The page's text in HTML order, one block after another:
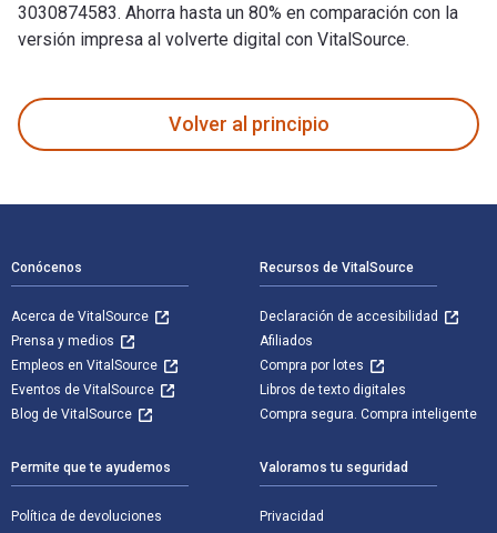
3030874583. Ahorra hasta un 80% en comparación con la
versión impresa al volverte digital con VitalSource.
Volver al principio
Conócenos
Acerca de VitalSource
Prensa y medios
Empleos en VitalSource
Eventos de VitalSource
Blog de VitalSource
Recursos de VitalSource
Declaración de accesibilidad
Afiliados
Compra por lotes
Libros de texto digitales
Compra segura. Compra inteligente
Permite que te ayudemos
Política de devoluciones
Valoramos tu seguridad
Privacidad